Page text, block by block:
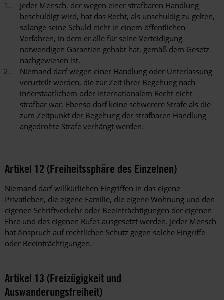
Jeder Mensch, der wegen einer strafbaren Handlung
beschuldigt wird, hat das Recht, als unschuldig zu gelten,
solange seine Schuld nicht in einem öffentlichen
Verfahren, in dem er alle für seine Verteidigung
notwendigen Garantien gehabt hat, gemäß dem Gesetz
nachgewiesen ist.
Niemand darf wegen einer Handlung oder Unterlassung
verurteilt werden, die zur Zeit ihrer Begehung nach
innerstaatlichem oder internationalem Recht nicht
strafbar war. Ebenso darf keine schwerere Strafe als die
zum Zeitpunkt der Begehung der strafbaren Handlung
angedrohte Strafe verhängt werden.
Artikel 12 (Freiheitssphäre des Einzelnen)
Niemand darf willkürlichen Eingriffen in das eigene
Privatleben, die eigene Familie, die eigene Wohnung und den
eigenen Schriftverkehr oder Beeinträchtigungen der eigenen
Ehre und des eigenen Rufes ausgesetzt werden. Jeder Mensch
hat Anspruch auf rechtlichen Schutz gegen solche Eingriffe
oder Beeinträchtigungen.
Artikel 13 (Freizügigkeit und
Auswanderungsfreiheit)